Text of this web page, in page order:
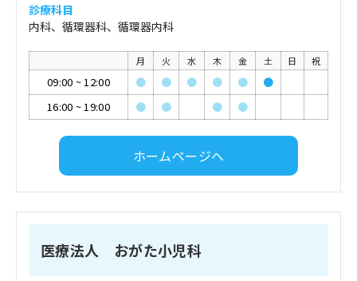
診療科目
内科、循環器科、循環器内科
月 火 水 木 金 土 日 祝
09:00 ~12:00 ● ● ● ● ●
●
16:00 ~19:00 ● ● ● ●
ホームページへ
医療法人 おがた小児科